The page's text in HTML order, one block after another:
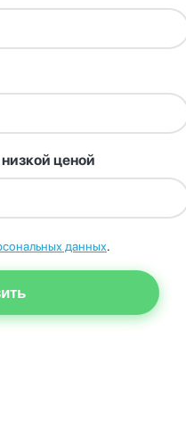
ценой
данных.